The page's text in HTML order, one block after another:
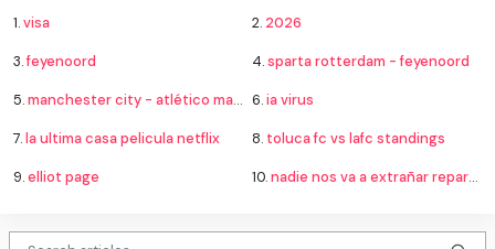
1.visa 2. 2026
3.feyenoord 4.sparta rotterdam - feyenoord
5.manchester city - atlético madrid 6.ia virus
7.la ultima casa pelicula netflix 8. toluca fc vs lafc standings
9.elliot page 10.nadie nos va a extrañar reparto